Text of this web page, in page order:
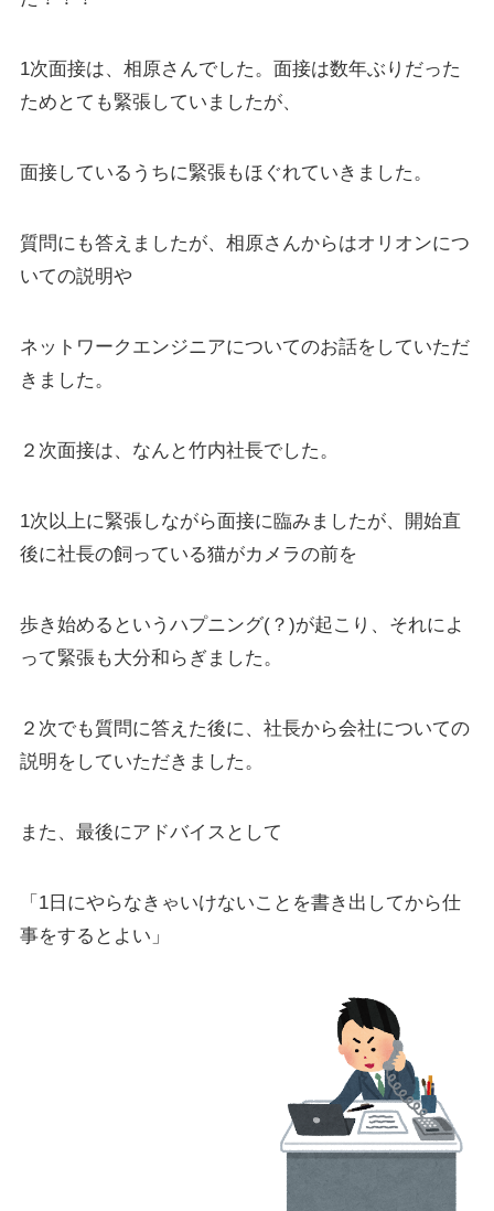
1次面接は、相原さんでした。面接は数年ぶりだった
ためとても緊張していましたが、
面接しているうちに緊張もほぐれていきました。
質問にも答えましたが、相原さんからはオリオンにつ
いての説明や
ネットワークエンジニアについてのお話をしていただ
きました。
２次面接は、なんと竹内社長でした。
1次以上に緊張しながら面接に臨みましたが、開始直
後に社長の飼っている猫がカメラの前を
歩き始めるというハプニング(？)が起こり、それによ
って緊張も大分和らぎました。
２次でも質問に答えた後に、社長から会社についての
説明をしていただきました。
また、最後にアドバイスとして
「1日にやらなきゃいけないことを書き出してから仕
事をするとよい」